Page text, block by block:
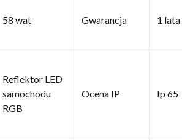
58 wat Gwarancja 1 lata
Reflektor LED
samochodu
RGB
Ocena IP Ip 65